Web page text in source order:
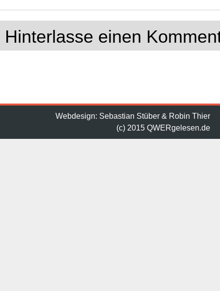
Hinterlasse einen
Webdesign: Sebastian Stüber & Robin Thier
(c) 2015 QWERgelesen.de